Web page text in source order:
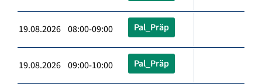
19.08.2026 08:00-09:00 Pal_Präp
19.08.2026 09:00-10:00 Pal_Präp